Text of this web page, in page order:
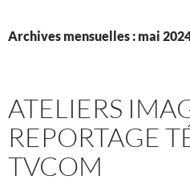
Archives mensuelles : mai
ATELIERS
REPORTAGE
TVCOM